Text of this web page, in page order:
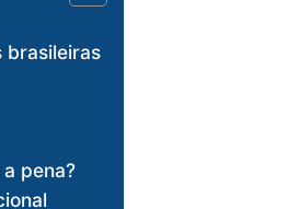
brasileiras
pena?